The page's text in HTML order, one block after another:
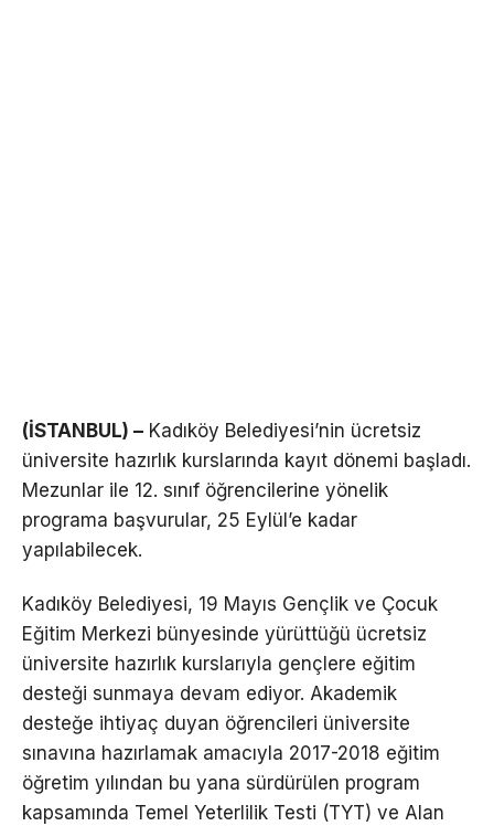
(İSTANBUL) – Kadıköy Belediyesi’nin ücretsiz
üniversite hazırlık kurslarında kayıt dönemi başladı.
Mezunlar ile 12. sınıf öğrencilerine yönelik
programa başvurular, 25 Eylül’e kadar
yapılabilecek.
Kadıköy Belediyesi, 19 Mayıs Gençlik ve Çocuk
Eğitim Merkezi bünyesinde yürüttüğü ücretsiz
üniversite hazırlık kurslarıyla gençlere eğitim
desteği sunmaya devam ediyor. Akademik
desteğe ihtiyaç duyan öğrencileri üniversite
sınavına hazırlamak amacıyla 2017-2018 eğitim
öğretim yılından bu yana sürdürülen program
kapsamında Temel Yeterlilik Testi (TYT) ve Alan